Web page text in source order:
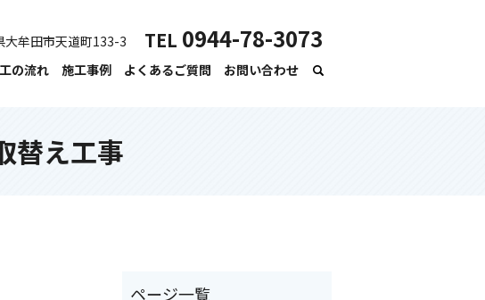
の流れ 施工事例 よくあるご質問 お問い合わせ
大牟田市天道町133-3 TEL 0944-78-3073
替え工事